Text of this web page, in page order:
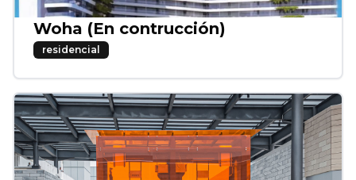
Woha (En contrucción)
residencial